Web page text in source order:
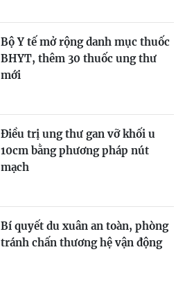
Bộ Y tế mở rộng danh mục thuốc
BHYT, thêm 30 thuốc ung thư
mới
Điều trị ung thư gan vỡ khối u
10cm bằng phương pháp nút
mạch
Bí quyết du xuân an toàn, phòng
tránh chấn thương hệ vận động